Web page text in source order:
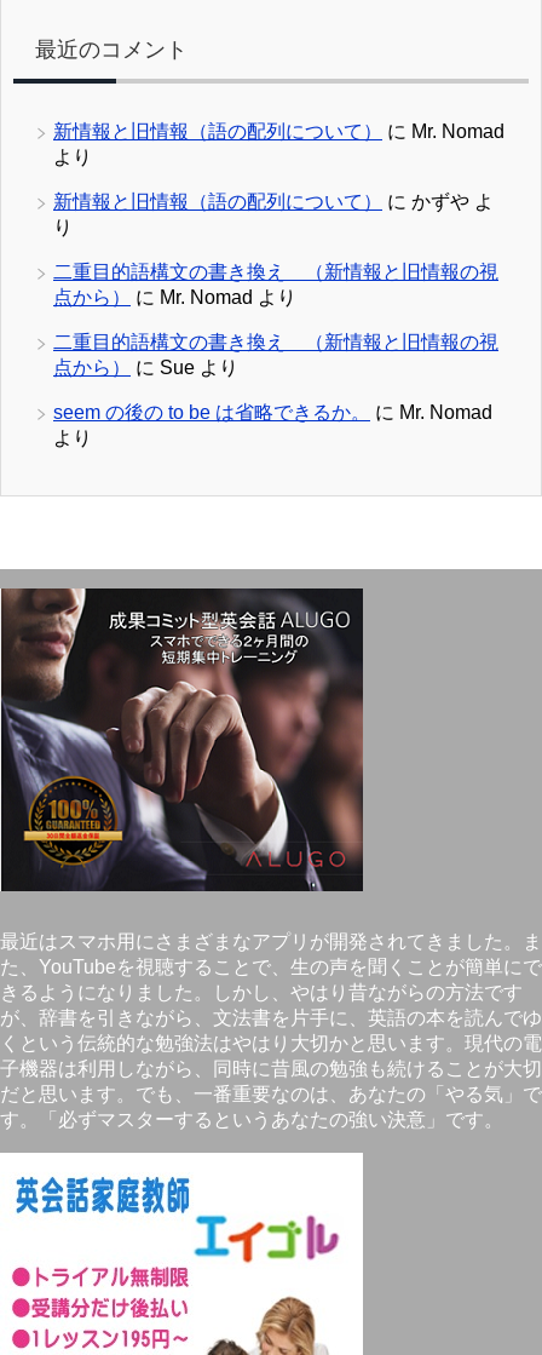
最近のコメント
新情報と旧情報（語の配列について） に Mr. Nomad
より
新情報と旧情報（語の配列について） に かずや よ
り
二重目的語構文の書き換え （新情報と旧情報の視
点から）
に Mr. Nomad より
二重目的語構文の書き換え （新情報と旧情報の視
点から）
に Sue より
seem の後の to be は省略できるか。 に Mr. Nomad
より
最近はスマホ用にさまざまなアプリが開発されてきました。ま
た、YouTubeを視聴することで、生の声を聞くことが簡単にで
きるようになりました。しかし、やはり昔ながらの方法です
が、辞書を引きながら、文法書を片手に、英語の本を読んでゆ
くという伝統的な勉強法はやはり大切かと思います。現代の電
子機器は利用しながら、同時に昔風の勉強も続けることが大切
だと思います。でも、一番重要なのは、あなたの「やる気」で
す。「必ずマスターするというあなたの強い決意」です。